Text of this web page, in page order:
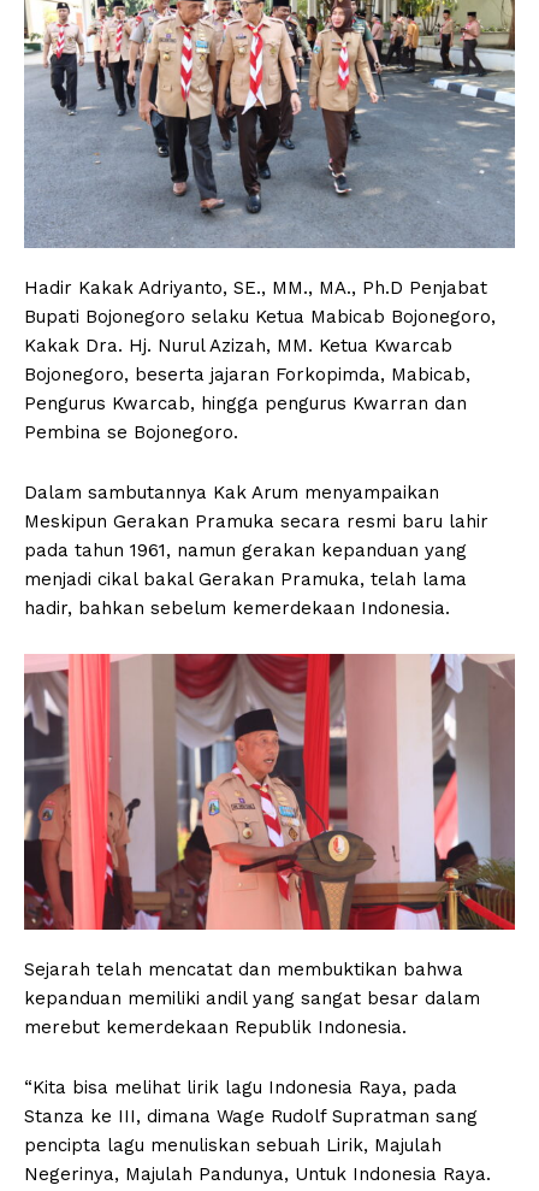
Hadir Kakak Adriyanto, SE., MM., MA., Ph.D Penjabat
Bupati Bojonegoro selaku Ketua Mabicab Bojonegoro,
Kakak Dra. Hj. Nurul Azizah, MM. Ketua Kwarcab
Bojonegoro, beserta jajaran Forkopimda, Mabicab,
Pengurus Kwarcab, hingga pengurus Kwarran dan
Pembina se Bojonegoro.
Dalam sambutannya Kak Arum menyampaikan
Meskipun Gerakan Pramuka secara resmi baru lahir
pada tahun 1961, namun gerakan kepanduan yang
menjadi cikal bakal Gerakan Pramuka, telah lama
hadir, bahkan sebelum kemerdekaan Indonesia.
Sejarah telah mencatat dan membuktikan bahwa
kepanduan memiliki andil yang sangat besar dalam
merebut kemerdekaan Republik Indonesia.
“Kita bisa melihat lirik lagu Indonesia Raya, pada
Stanza ke III, dimana Wage Rudolf Supratman sang
pencipta lagu menuliskan sebuah Lirik, Majulah
Negerinya, Majulah Pandunya, Untuk Indonesia Raya.